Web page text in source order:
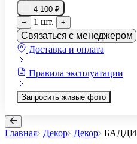
4 100 ₽
−
1 шт. +
Связаться с менеджером
Доставка и оплата
Правила эксплуатации
Запросить живые фото
Главная Декор Декор БАДДИ